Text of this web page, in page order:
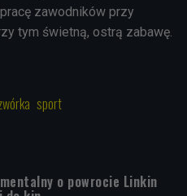
zawodników przy
tym świetną, ostrą zabawę.
sport
o powrocie Linkin